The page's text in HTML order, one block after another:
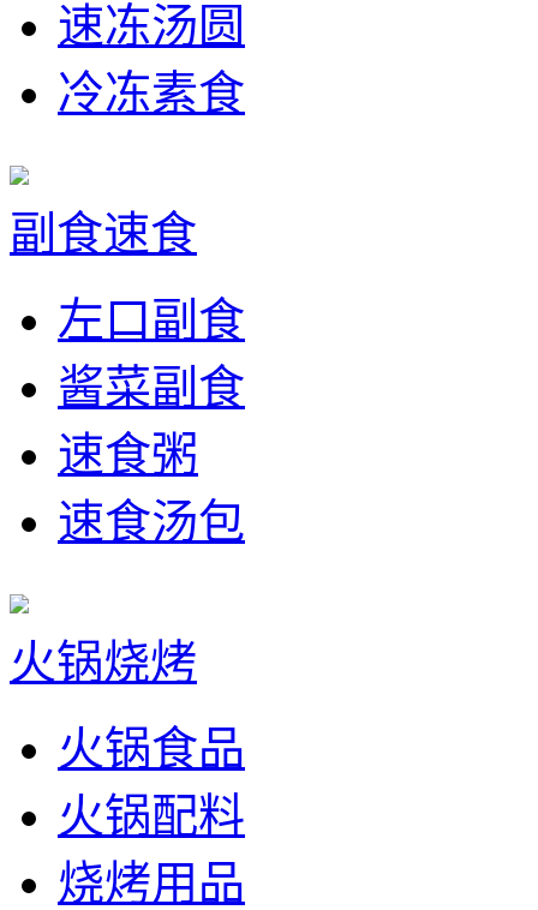
速冻汤圆
冷冻素食
副食速食
左口副食
酱菜副食
速食粥
速食汤包
火锅烧烤
火锅食品
火锅配料
烧烤用品